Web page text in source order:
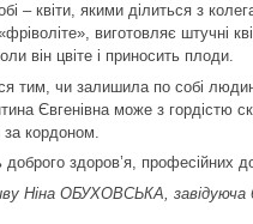
– квіти, якими ділиться з
виготовляє штучні
він цвіте і приносить плоди.
тим, чи залишила по собі
Євгенівна може з гордістю
кордоном.
здоров’я, професійних
Ніна ОБУХОВСЬКА, завідуюча